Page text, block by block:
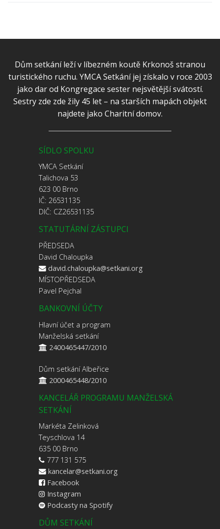
Dům setkání leží v líbezném koutě Krkonoš stranou
turistického ruchu. YMCA Setkání jej získalo v roce 2003
jako dar od Kongregace sester nejsvětější svátostí.
Sestry zde zde žily 45 let – na starších mapách objekt
najdete jako Charitní domov.
SÍDLO SPOLKU
YMCA Setkání
Talichova 53
623 00 Brno
IČ: 26531135
DIČ: CZ26531135
STATUTÁRNÍ ZÁSTUPCI
PŘEDSEDA
David Chaloupka
david.chaloupka@setkani.org
MÍSTOPŘEDSEDA
Pavel Pejchal
BANKOVNÍ ÚČTY
Hlavní účet a program
Manželská setkání
2400465447/2010
Dům setkání Albeřice
2000465448/2010
KANCELÁŘ PROGRAMU MANŽELSKÁ
SETKÁNÍ
Markéta Zelinková
Teyschlova 14
635 00 Brno
777 131 575
kancelar@setkani.org
Facebook
Instagram
Podcasty na Spotify
DŮM SETKÁNÍ